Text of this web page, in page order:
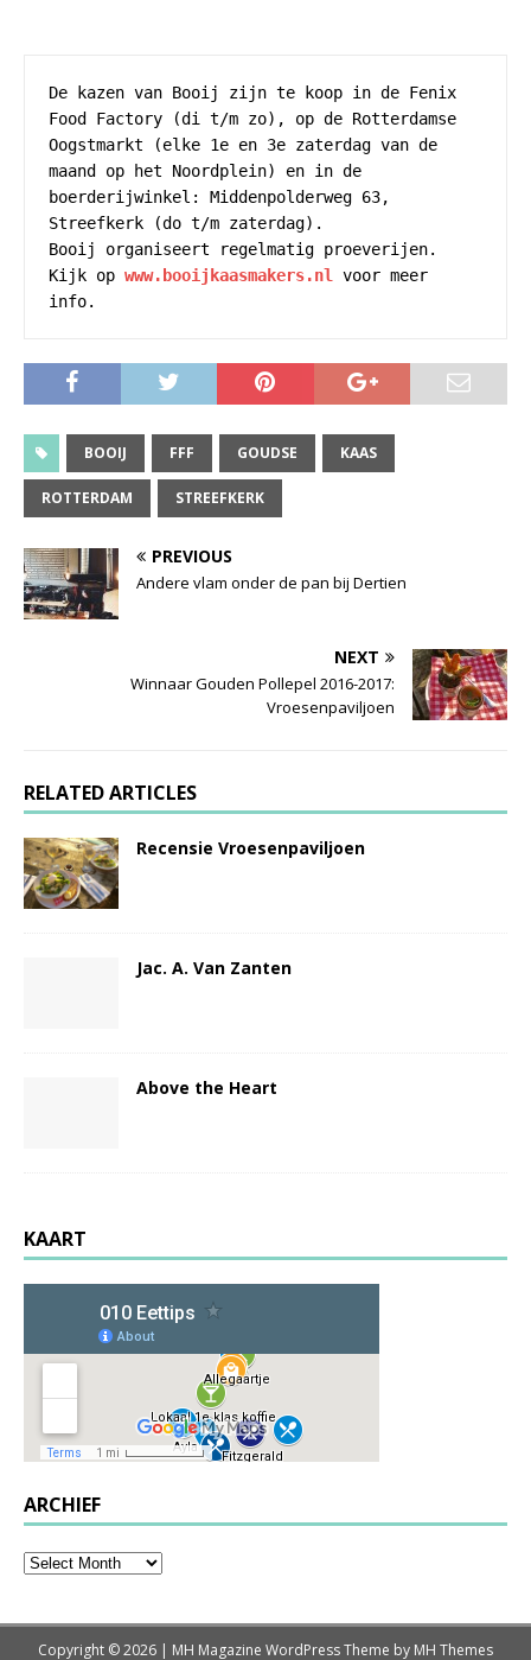
De kazen van Booij zijn te koop in de Fenix
Food Factory (di t/m zo), op de Rotterdamse
Oogstmarkt (elke 1e en 3e zaterdag van de
maand op het Noordplein) en in de
boerderijwinkel: Middenpolderweg 63,
Streefkerk (do t/m zaterdag).
Booij organiseert regelmatig proeverijen.
Kijk op www.booijkaasmakers.nl
voor meer
info.
BOOIJ FFF GOUDSE KAAS
ROTTERDAM STREEFKERK
PREVIOUS
Andere vlam onder de pan bij Dertien
NEXT
Winnaar Gouden Pollepel 2016-2017:
Vroesenpaviljoen
RELATED ARTICLES
Recensie Vroesenpaviljoen
Jac. A. Van Zanten
Above the Heart
KAART
ARCHIEF
Copyright © 2026 | MH Magazine WordPress Theme by MH Themes